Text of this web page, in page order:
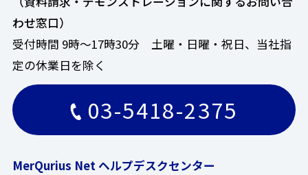
わせ窓口）
受付時間 9時～17時30分 土曜・日曜・祝日、当社指
定の休業日を除く
03-5418-2375
MerQurius Net ヘルプデスクセンター